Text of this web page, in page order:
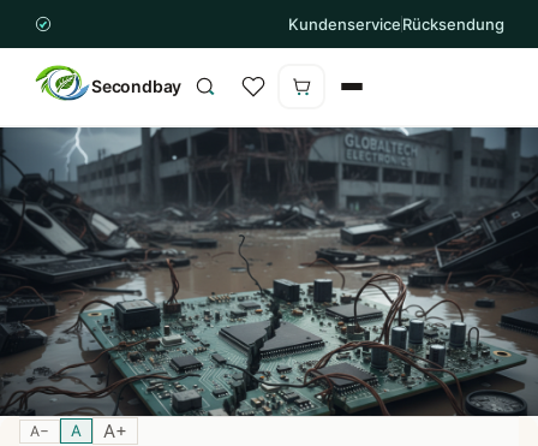
KundenserviceRücksendung
Secondbay
Winkelwagen is leeg
A− A A+